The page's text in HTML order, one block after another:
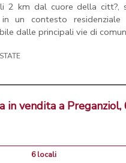
2 km dal cuore della citt?,
un contesto
dalle principali vie di
in vendita a
6 locali